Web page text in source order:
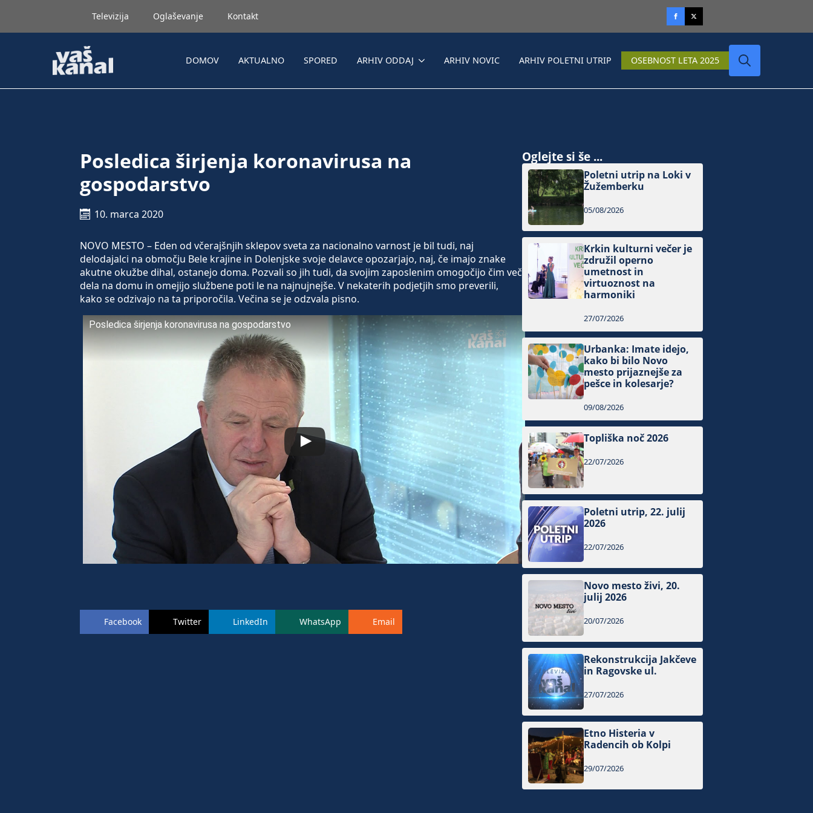
Televizija Oglaševanje Kontakt
DOMOV AKTUALNO SPORED ARHIV ODDAJ ARHIV NOVIC ARHIV POLETNI UTRIP OSEBNOST LETA 2025
Posledica širjenja koronavirusa na
gospodarstvo
10. marca 2020
NOVO MESTO – Eden od včerajšnjih sklepov sveta za nacionalno varnost je bil tudi, naj
delodajalci na območju Bele krajine in Dolenjske svoje delavce opozarjajo, naj, če imajo znake
akutne okužbe dihal, ostanejo doma. Pozvali so jih tudi, da svojim zaposlenim omogočijo čim več
dela na domu in omejijo službene poti le na najnujnejše. V nekaterih podjetjih smo preverili,
kako se odzivajo na ta priporočila. Večina se je odzvala pisno.
Posledica širjenja koronavirusa na gospodarstvo
Facebook Twitter LinkedIn WhatsApp Email
Oglejte si še ...
Poletni utrip na Loki v
Žužemberku
05/08/2026
Krkin kulturni večer je
združil operno
umetnost in
virtuoznost na
harmoniki
27/07/2026
Urbanka: Imate idejo,
kako bi bilo Novo
mesto prijaznejše za
pešce in kolesarje?
09/08/2026
Topliška noč 2026
22/07/2026
Poletni utrip, 22. julij
2026
22/07/2026
Novo mesto živi, 20.
julij 2026
20/07/2026
Rekonstrukcija Jakčeve
in Ragovske ul.
27/07/2026
Etno Histeria v
Radencih ob Kolpi
29/07/2026